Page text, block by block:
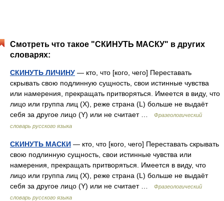
Смотреть что такое "СКИНУТЬ МАСКУ" в других
словарях:
СКИНУТЬ ЛИЧИНУ — кто, что [кого, чего] Переставать
скрывать свою подлинную сущность, свои истинные чувства
или намерения, прекращать притворяться. Имеется в виду, что
лицо или группа лиц (Х), реже страна (L) больше не выдаёт
себя за другое лицо (Y) или не считает …
Фразеологический
словарь русского языка
СКИНУТЬ МАСКИ — кто, что [кого, чего] Переставать скрывать
свою подлинную сущность, свои истинные чувства или
намерения, прекращать притворяться. Имеется в виду, что
лицо или группа лиц (Х), реже страна (L) больше не выдаёт
себя за другое лицо (Y) или не считает …
Фразеологический
словарь русского языка